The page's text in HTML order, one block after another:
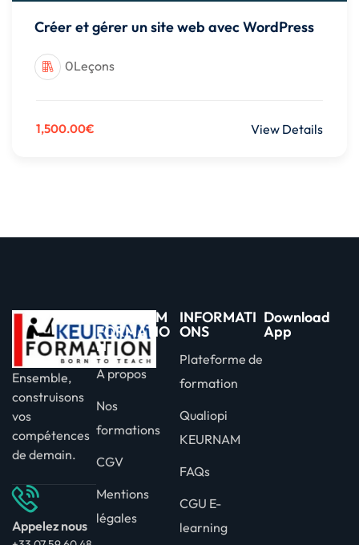
Créer et gérer un site web avec WordPress
0Leçons
1,500.00€ View Details
Ensemble,
construisons
vos
compétences
de demain.
Appelez nous
KEURNAM
FORMATIO
N
A propos
Nos
formations
CGV
Mentions
légales
INFORMATI
ONS
Plateforme de
formation
Qualiopi
KEURNAM
FAQs
CGU E-
learning
Download
App